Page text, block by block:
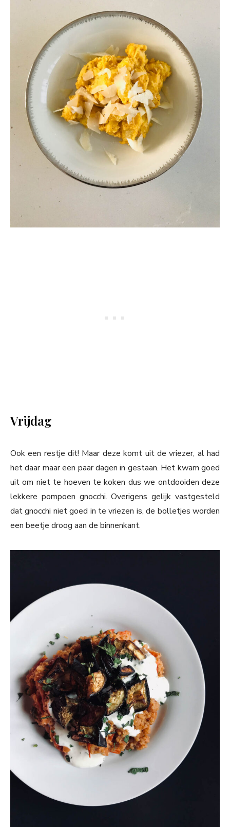
Vrijdag
Ook een restje dit! Maar deze komt uit de vriezer, al had
het daar maar een paar dagen in gestaan. Het kwam goed
uit om niet te hoeven te koken dus we ontdooiden deze
lekkere pompoen gnocchi. Overigens gelijk vastgesteld
dat gnocchi niet goed in te vriezen is, de bolletjes worden
een beetje droog aan de binnenkant.